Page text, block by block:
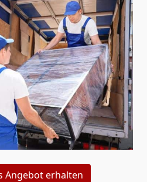
Angebot erhalten